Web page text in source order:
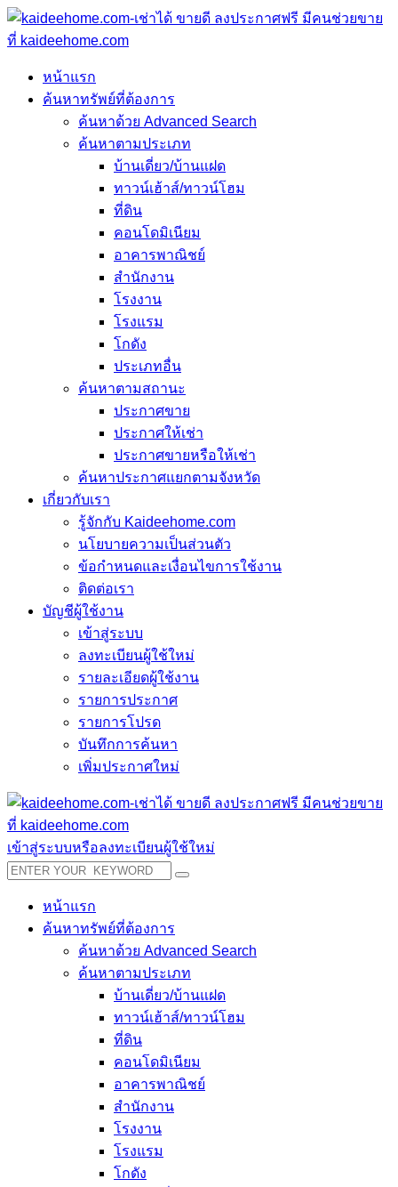
หน้าแรก
ค้นหาทรัพย์ที่ต้องการ
ค้นหาด้วย Advanced Search
ค้นหาตามประเภท
บ้านเดี่ยว/บ้านแฝด
ทาวน์เฮ้าส์/ทาวน์โฮม
ที่ดิน
คอนโดมิเนียม
อาคารพาณิชย์
สำนักงาน
โรงงาน
โรงแรม
โกดัง
ประเภทอื่น
ค้นหาตามสถานะ
ประกาศขาย
ประกาศให้เช่า
ประกาศขายหรือให้เช่า
ค้นหาประกาศแยกตามจังหวัด
เกี่ยวกับเรา
รู้จักกับ Kaideehome.com
นโยบายความเป็นส่วนตัว
ข้อกำหนดและเงื่อนไขการใช้งาน
ติดต่อเรา
บัญชีผู้ใช้งาน
เข้าสู่ระบบ
ลงทะเบียนผู้ใช้ใหม่
รายละเอียดผู้ใช้งาน
รายการประกาศ
รายการโปรด
บันทึกการค้นหา
เพิ่มประกาศใหม่
เข้าสู่ระบบหรือลงทะเบียนผู้ใช้ใหม่
หน้าแรก
ค้นหาทรัพย์ที่ต้องการ
ค้นหาด้วย Advanced Search
ค้นหาตามประเภท
บ้านเดี่ยว/บ้านแฝด
ทาวน์เฮ้าส์/ทาวน์โฮม
ที่ดิน
คอนโดมิเนียม
อาคารพาณิชย์
สำนักงาน
โรงงาน
โรงแรม
โกดัง